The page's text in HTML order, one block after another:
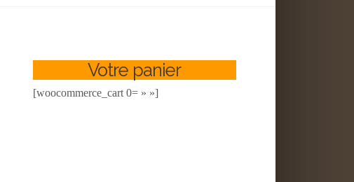
Votre panier
[woocommerce_cart 0= » »]